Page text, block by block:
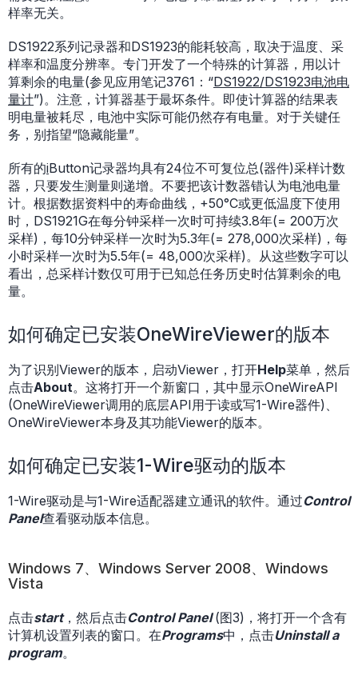
样率无关。
DS1922系列记录器和DS1923的能耗较高，取决于温度、采
样率和温度分辨率。专门开发了一个特殊的计算器，用以计
算剩余的电量(参见应用笔记3761：“DS1922/DS1923电池电
量计”)。注意，计算器基于最坏条件。即使计算器的结果表
明电量被耗尽，电池中实际可能仍然存有电量。对于关键任
务，别指望“隐藏能量”。
所有的iButton记录器均具有24位不可复位总(器件)采样计数
器，只要发生测量则递增。不要把该计数器错认为电池电量
计。根据数据资料中的寿命曲线，+50°C或更低温度下使用
时，DS1921G在每分钟采样一次时可持续3.8年(= 200万次
采样)，每10分钟采样一次时为5.3年(= 278,000次采样)，每
小时采样一次时为5.5年(= 48,000次采样)。从这些数字可以
看出，总采样计数仅可用于已知总任务历史时估算剩余的电
量。
如何确定已安装OneWireViewer的版本
为了识别Viewer的版本，启动Viewer，打开Help菜单，然后
点击About。这将打开一个新窗口，其中显示OneWireAPI
(OneWireViewer调用的底层API用于读或写1-Wire器件)、
OneWireViewer本身及其功能Viewer的版本。
如何确定已安装1-Wire驱动的版本
1-Wire驱动是与1-Wire适配器建立通讯的软件。通过Control
Panel查看驱动版本信息。
Windows 7、Windows Server 2008、Windows
Vista
点击start，然后点击Control Panel(图3)，将打开一个含有
计算机设置列表的窗口。在Programs中，点击Uninstall a
program。